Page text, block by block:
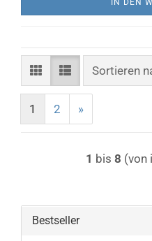
IN DEN
Sortieren
Sortieren
1 2 »
1 bis 8 (von
Bestseller